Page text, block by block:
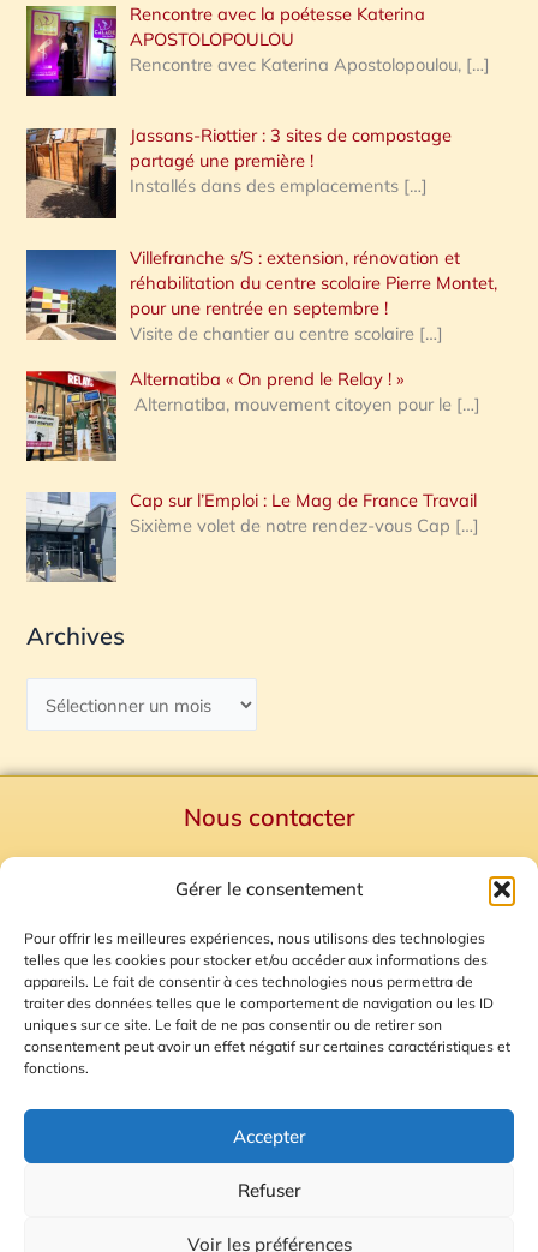
Gérer le consentement
Pour offrir les meilleures expériences, nous utilisons des technologies
telles que les cookies pour stocker et/ou accéder aux informations des
appareils. Le fait de consentir à ces technologies nous permettra de
traiter des données telles que le comportement de navigation ou les ID
uniques sur ce site. Le fait de ne pas consentir ou de retirer son
consentement peut avoir un effet négatif sur certaines caractéristiques et
fonctions.
Accepter
Refuser
Voir les préférences
Rencontre avec la poétesse Katerina
APOSTOLOPOULOU
Rencontre avec Katerina Apostolopoulou, […]
Jassans-Riottier : 3 sites de compostage
partagé une première !
Installés dans des emplacements […]
Villefranche s/S : extension, rénovation et
réhabilitation du centre scolaire Pierre Montet,
pour une rentrée en septembre !
Visite de chantier au centre scolaire […]
Alternatiba « On prend le Relay ! »
Alternatiba, mouvement citoyen pour le […]
Cap sur l’Emploi : Le Mag de France Travail
Sixième volet de notre rendez-vous Cap […]
Archives
Nous contacter
Mentions Légales
Plan du site
Gestion des Cookies
© 2026 Radio Calade